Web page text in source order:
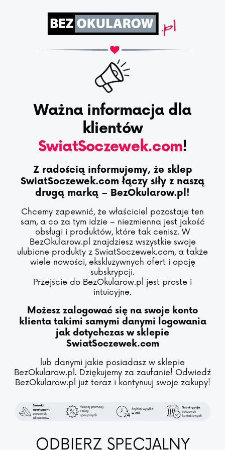
Ważna informacja dla
klientów
SwiatSoczewek.com!
Z radością informujemy, że sklep
SwiatSoczewek.com łączy siły z naszą
drugą marką – BezOkularow.pl!
Chcemy zapewnić, że właściciel pozostaje ten
sam, a co za tym idzie – niezmienna jest jakość
obsługi i produktów, które tak cenisz. W
BezOkularow.pl znajdziesz wszystkie swoje
ulubione produkty z SwiatSoczewek.com, a także
wiele nowości, ekskluzywnych ofert i opcję
subskrypcji.
Przejście do BezOkularow.pl jest proste i
intuicyjne.
Możesz zalogować się na swoje konto
klienta takimi samymi danymi logowania
jak dotychczas w sklepie
SwiatSoczewek.com
lub danymi jakie posiadasz w sklepie
BezOkularow.pl. Dziękujemy za zaufanie! Odwiedź
BezOkularow.pl już teraz i kontynuuj swoje zakupy!
ODBIERZ SPECJALNY